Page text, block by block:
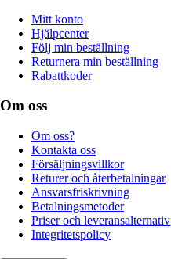
Mitt konto
Hjälpcenter
Följ min beställning
Returnera min beställning
Rabattkoder
Om oss
Om oss?
Kontakta oss
Försäljningsvillkor
Returer och återbetalningar
Ansvarsfriskrivning
Betalningsmetoder
Priser och leveransalternativ
Integritetspolicy